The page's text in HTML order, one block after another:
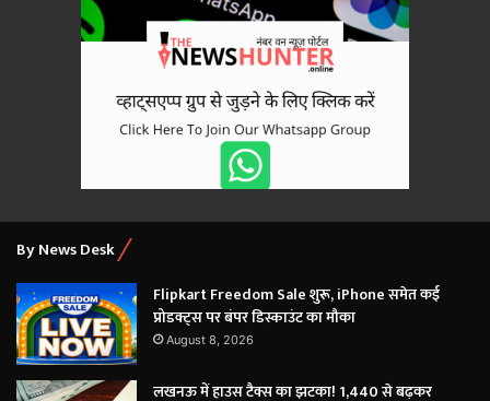
By News Desk
Flipkart Freedom Sale शुरू, iPhone समेत कई
प्रोडक्ट्स पर बंपर डिस्काउंट का मौका
August 8, 2026
लखनऊ में हाउस टैक्स का झटका! 1,440 से बढ़कर